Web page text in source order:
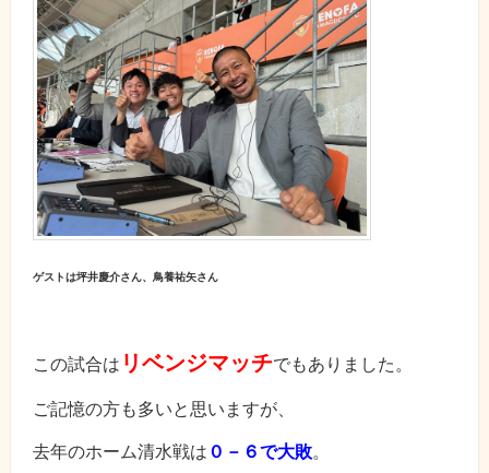
ゲストは坪井慶介さん、鳥養祐矢さん
この試合は リベンジマッチでもありました。
ご記憶の方も多いと思いますが、
去年のホーム清水戦は ０－６で大敗。